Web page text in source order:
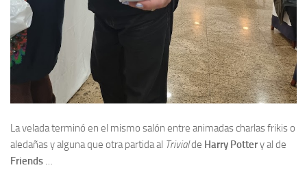
La velada terminó en el mismo salón entre animadas charlas frikis o
aledañas y alguna que otra partida al Trivialde Harry Pottery al de
Friends …